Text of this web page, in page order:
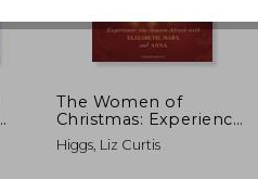
$ 21.96 dcto.
The Women of
Christmas: Experience
the Season Afresh
With Elizabeth, Mary,
Higgs, Liz Curtis